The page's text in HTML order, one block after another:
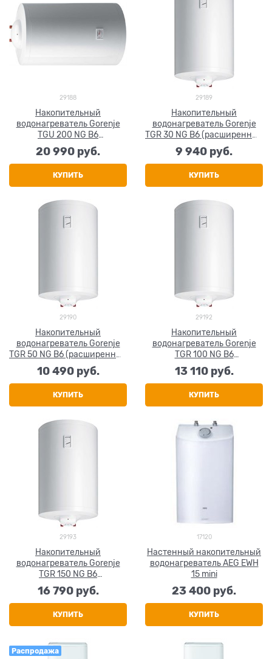
29188
Накопительный
водонагреватель Gorenje
TGU 200 NG B6
(универсальная установка)
20 990 руб.
КУПИТЬ
29189
Накопительный
водонагреватель Gorenje
TGR 30 NG B6 (расширенные
t настройки)
9 940 руб.
КУПИТЬ
29190
Накопительный
водонагреватель Gorenje
TGR 50 NG B6 (расширенные
t настройки)
10 490 руб.
КУПИТЬ
29192
Накопительный
водонагреватель Gorenje
TGR 100 NG B6
(расширенные t настройки)
13 110 руб.
КУПИТЬ
29193
Накопительный
водонагреватель Gorenje
TGR 150 NG B6
(расширенные t настройки)
16 790 руб.
КУПИТЬ
17120
Настенный накопительный
водонагреватель AEG EWH
15 mini
23 400 руб.
КУПИТЬ
Распродажа